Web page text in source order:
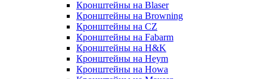
Кронштейны на Blaser
Кронштейны на Browning
Кронштейны на CZ
Кронштейны на Fabarm
Кронштейны на H&K
Кронштейны на Heym
Кронштейны на Howa